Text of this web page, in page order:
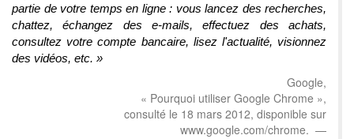
partie de votre temps en ligne : vous lancez des recherches,
chattez, échangez des e-mails, effectuez des achats,
consultez votre compte bancaire, lisez l'actualité, visionnez
des vidéos, etc. »
Google,
« Pourquoi utiliser Google Chrome »,
consulté le 18 mars 2012, disponible sur
www.google.com/chrome.